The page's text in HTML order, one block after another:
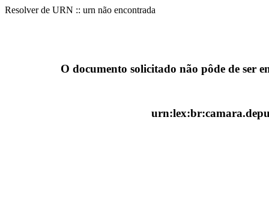
Resolver de URN :: urn não encontrada
O documento solicitado não pôde de ser